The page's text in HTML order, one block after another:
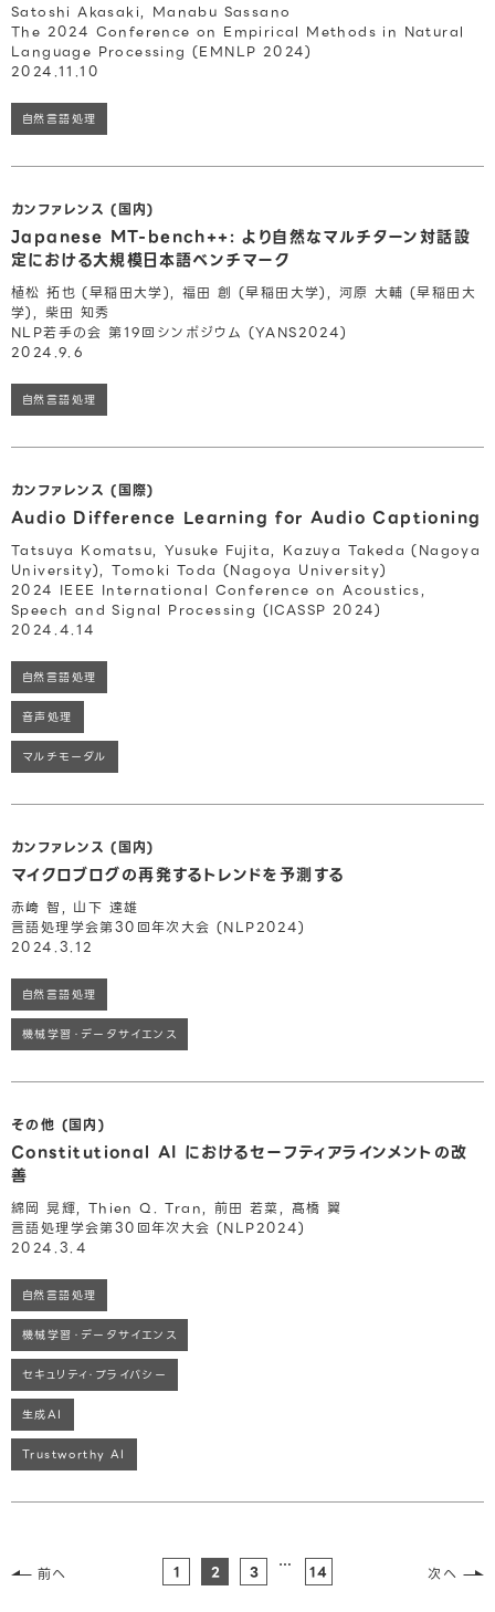
Satoshi Akasaki, Manabu Sassano
The 2024 Conference on Empirical Methods in Natural
Language Processing (EMNLP 2024)
2024.11.10
自然言語処理
カンファレンス (国内)
Japanese MT-bench++: より自然なマルチターン対話設
定における大規模日本語ベンチマーク
植松 拓也 (早稲田大学), 福田 創 (早稲田大学), 河原 大輔 (早稲田大
学), 柴田 知秀
NLP若手の会 第19回シンポジウム (YANS2024)
2024.9.6
自然言語処理
カンファレンス (国際)
Audio Difference Learning for Audio Captioning
Tatsuya Komatsu, Yusuke Fujita, Kazuya Takeda (Nagoya
University), Tomoki Toda (Nagoya University)
2024 IEEE International Conference on Acoustics,
Speech and Signal Processing (ICASSP 2024)
2024.4.14
自然言語処理
音声処理
マルチモーダル
カンファレンス (国内)
マイクロブログの再発するトレンドを予測する
赤﨑 智, 山下 達雄
言語処理学会第30回年次大会 (NLP2024)
2024.3.12
自然言語処理
機械学習・データサイエンス
その他 (国内)
Constitutional AI におけるセーフティアラインメントの改
善
綿岡 晃輝, Thien Q. Tran, 前田 若菜, 髙橋 翼
言語処理学会第30回年次大会 (NLP2024)
2024.3.4
自然言語処理
機械学習・データサイエンス
セキュリティ・プライバシー
生成AI
Trustworthy AI
前へ 1 2 3 … 14 次へ